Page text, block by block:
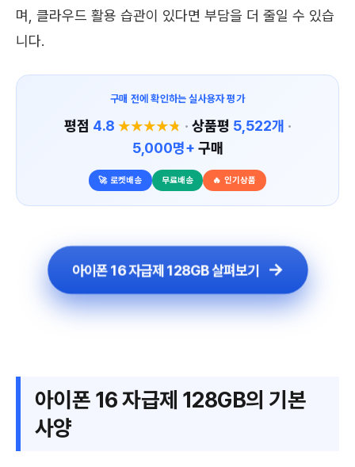
며, 클라우드 활용 습관이 있다면 부담을 더 줄일 수 있습
니다.
구매 전에 확인하는 실사용자 평가
평점 4.8 ★★★★★
★★★★★ · 상품평 5,522개 ·
5,000명+ 구매
🚀 로켓배송 무료배송 🔥 인기상품
아이폰 16 자급제 128GB 살펴보기
아이폰 16 자급제 128GB의 기본
사양